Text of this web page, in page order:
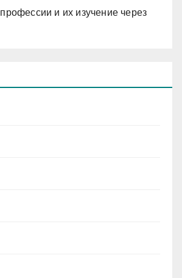
и их изучение через